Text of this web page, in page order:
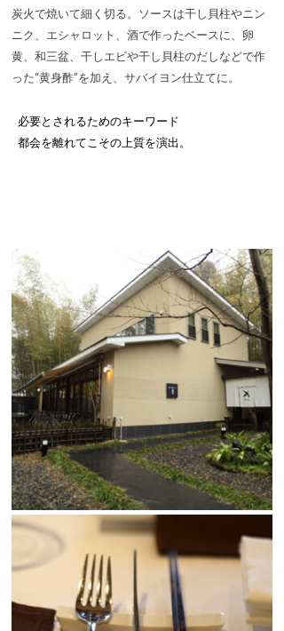
炭火で焼いて細く切る。ソースは干し貝柱やニン
ニク、エシャロット、酒で作ったベースに、卵
黄、和三盆、干しエビや干し貝柱のだしなどで作
った“黄身酢”を加え、サバイヨン仕立てに。
必要とされるためのキーワード
都会を離れてこその上質を演出。